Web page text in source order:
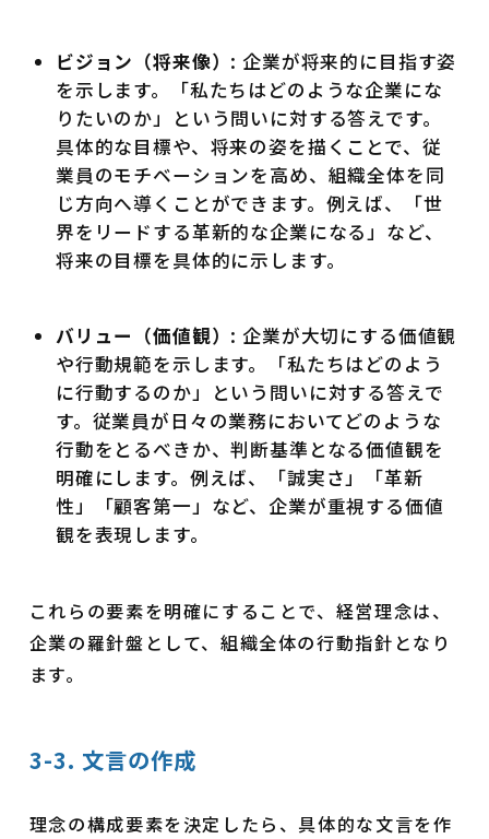
ビジョン（将来像） : 企業が将来的に目指す姿
を示します。「私たちはどのような企業にな
りたいのか」という問いに対する答えです。
具体的な目標や、将来の姿を描くことで、従
業員のモチベーションを高め、組織全体を同
じ方向へ導くことができます。例えば、「世
界をリードする革新的な企業になる」など、
将来の目標を具体的に示します。
バリュー（価値観） : 企業が大切にする価値観
や行動規範を示します。「私たちはどのよう
に行動するのか」という問いに対する答えで
す。従業員が日々の業務においてどのような
行動をとるべきか、判断基準となる価値観を
明確にします。例えば、「誠実さ」「革新
性」「顧客第一」など、企業が重視する価値
観を表現します。
これらの要素を明確にすることで、経営理念は、
企業の羅針盤として、組織全体の行動指針となり
ます。
3-3. 文言の作成
理念の構成要素を決定したら、具体的な文言を作